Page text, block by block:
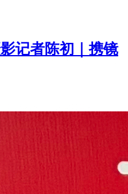
记者陈初｜携镜